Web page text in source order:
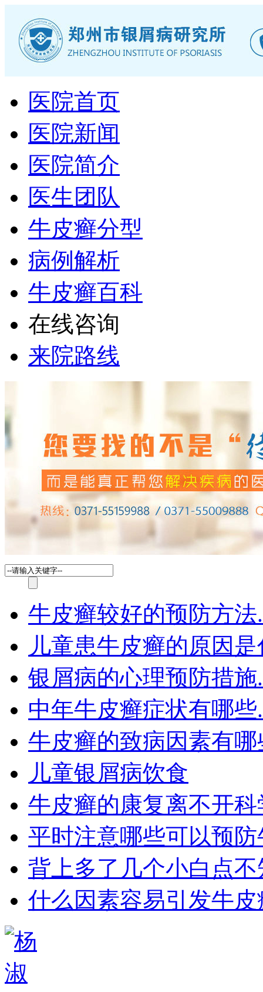
医院首页
医院新闻
医院简介
医生团队
牛皮癣分型
病例解析
牛皮癣百科
在线咨询
来院路线
牛皮癣较好的预防方法.
儿童患牛皮癣的原因
银屑病的心理预防措施.
中年牛皮癣症状有哪些.
牛皮癣的致病因素有哪
儿童银屑病饮食
牛皮癣的康复离不开
平时注意哪些可以预
背上多了几个小白点
什么因素容易引发牛皮